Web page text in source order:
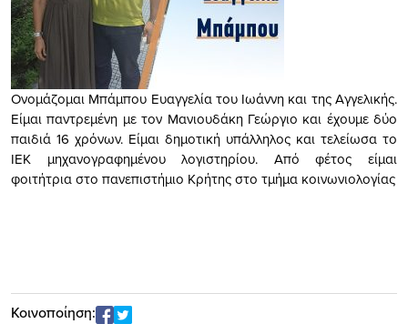
Ονομάζομαι Μπάμπου Ευαγγελία του Ιωάννη και της Αγγελικής.
Είμαι παντρεμένη με τον Μανιουδάκη Γεώργιο και έχουμε δύο
παιδιά 16 χρόνων. Είμαι δημοτική υπάλληλος και τελείωσα το
ΙΕΚ μηχανογραφημένου λογιστηρίου. Από φέτος είμαι
φοιτήτρια στο πανεπιστήμιο Κρήτης στο τμήμα κοινωνιολογίας
Κοινοποίηση: